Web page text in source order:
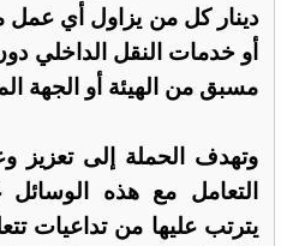
دينار كل من يزاول أي
أو خدمات النقل الداخلي
مسبق من الهيئة أو الجهة
وتهدف الحملة إلى تعزيز
التعامل مع هذه الوسائل
يترتب عليها من تداعيات